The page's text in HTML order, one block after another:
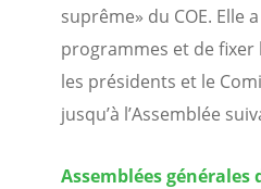
suprême» du COE. Elle
programmes et de fixer
les présidents et le
jusqu’à l’Assemblée
Assemblées générales